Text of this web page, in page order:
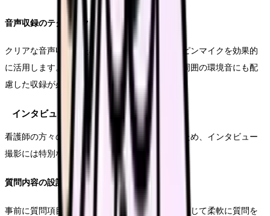
音声収録のテクニック
クリアな音声収録のため、ワイヤレスマイクやピンマイクを効果的
に活用します。特にインタビューシーンでは、周囲の環境音にも配
慮した収録が必要です。
インタビュー撮影の実践テクニック
看護師の方々の想いや経験を効果的に引き出すため、インタビュー
撮影には特別な配慮が必要です。
質問内容の設計と展開
事前に質問項目を準備しつつも、会話の流れに応じて柔軟に質問を